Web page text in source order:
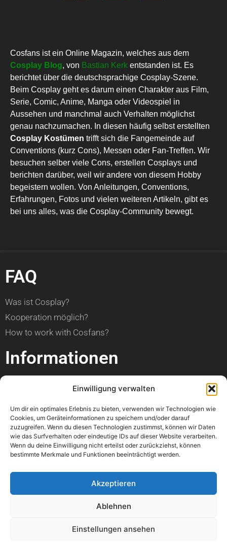
Einwilligung verwalten
Um dir ein optimales Erlebnis zu bieten, verwenden wir Technologien wie
Cookies, um Geräteinformationen zu speichern und/oder darauf
zuzugreifen. Wenn du diesen Technologien zustimmst, können wir Daten
wie das Surfverhalten oder eindeutige IDs auf dieser Website verarbeiten.
Wenn du deine Einwilligung nicht erteilst oder zurückziehst, können
bestimmte Merkmale und Funktionen beeinträchtigt werden.
Akzeptieren
Ablehnen
Einstellungen ansehen
Cosfans ist ein Online Magazin, welches aus dem
Cosplay Blog, von Bastian Kerk entstanden ist. Es
berichtet über die deutschsprachige Cosplay-Szene.
Beim Cosplay geht es darum einen Charakter aus Film,
Serie, Comic, Anime, Manga oder Videospiel in
Aussehen und manchmal auch Verhalten möglichst
genau nachzumachen. In diesen häufig selbst erstellten
Cosplay Kostümen trifft sich die Fangemeinde auf
Conventions (kurz Cons), Messen oder Fan-Treffen. Wir
besuchen selber viele Cons, erstellen Cosplays und
berichten darüber, weil wir andere von diesem Hobby
begeistern wollen. Von Anleitungen, Conventions,
Erfahrungen, Fotos und vielen weiteren Artikeln, gibt es
bei uns alles, was die Cosplay-Community bewegt.
FAQ
Was ist Cosplay?
Kooperation möglich?
How to work with Cosfans?
Informationen
Datenschutzerklärung
Hilfe
Wann ist mein Foto online?
Kann ich meine Con bewerben?
Wo kann ich einen Fehler melden?
Könnt ihr bitte mein Foto löschen?